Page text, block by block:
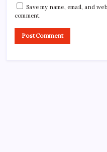
Save my name, email, and
comment.